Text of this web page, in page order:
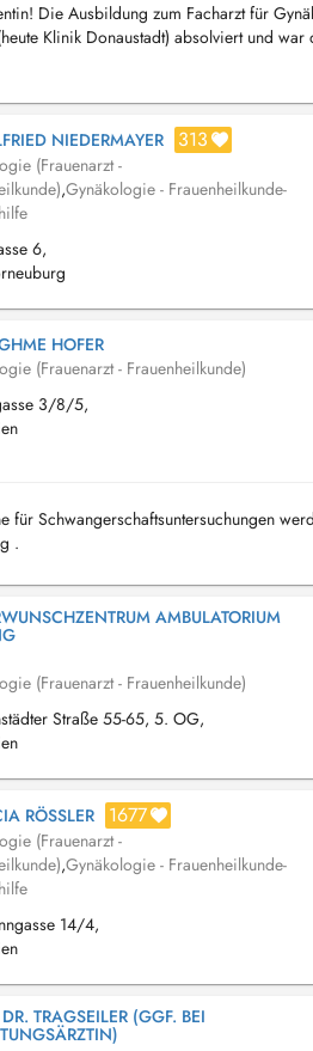
Die Ausbildung zum Facharzt für
Klinik Donaustadt) absolviert und
am SMZ-Ost tätig. Neben mein...
NIEDERMAYER 313
(Frauenarzt -
,Gynäkologie - Frauenheilkunde-
6,
HOFER
(Frauenarzt - Frauenheilkunde)
3/8/5,
für Schwangerschaftsuntersuchungen
.
AMBULATORIUM
(Frauenarzt - Frauenheilkunde)
Straße 55-65, 5. OG,
RÖSSLER 1677
(Frauenarzt -
,Gynäkologie - Frauenheilkunde-
14/4,
TRAGSEILER (GGF. BEI